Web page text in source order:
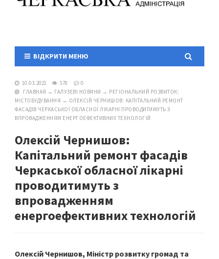
ВІДКРИТИ МЕНЮ
10.03.2021 578
0
ГЛАВНАЯ → ГАЛУЗЕВІ НОВИНИ → РЕГІОНАЛЬНИЙ РОЗВИТОК;
МІСТОБУДУВАННЯ → ОЛЕКСІЙ ЧЕРНИШОВ: КАПІТАЛЬНИЙ РЕМОНТ
ФАСАДІВ ЧЕРКАСЬКОЇ ОБЛАСНОЇ ЛІКАРНІ ПРОВОДИТИМУТЬ З
ВПРОВАДЖЕННЯМ ЕНЕРГОЕФЕКТИВНИХ ТЕХНОЛОГІЙ
Олексій Чернишов:
Капітальний ремонт фасадів
Черкаської обласної лікарні
проводитимуть з
впровадженням
енергоефективних технологій
Олексій Чернишов, Міністр розвитку громад та